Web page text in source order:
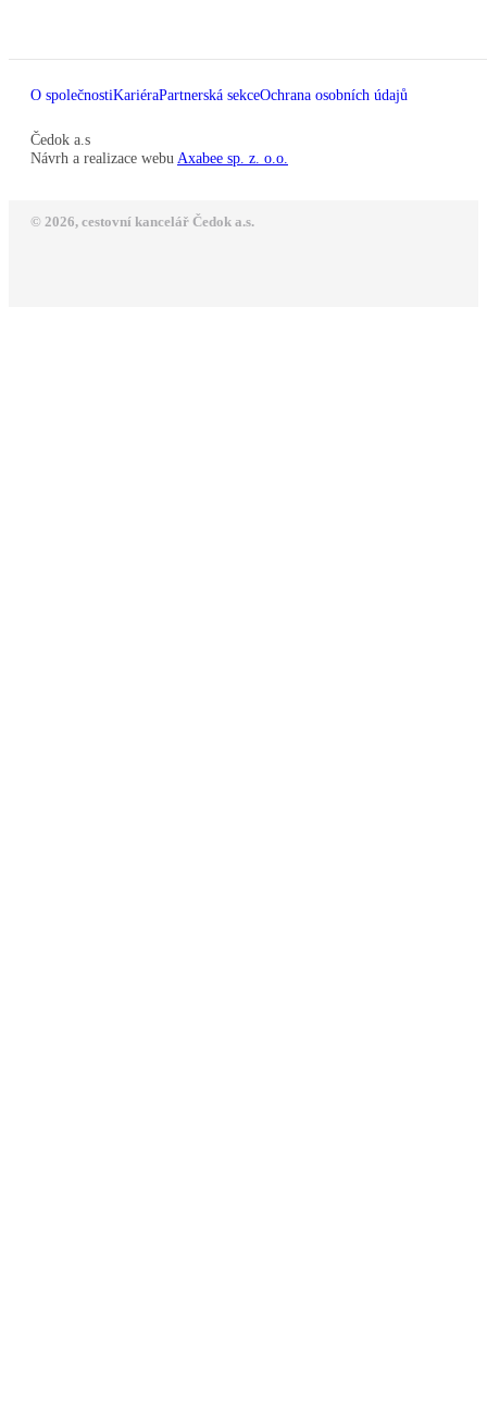
O společnostiKariéraPartnerská sekceOchrana osobních údajů
Čedok a.s
Návrh a realizace webu Axabee sp. z. o.o.
© 2026, cestovní kancelář Čedok a.s.